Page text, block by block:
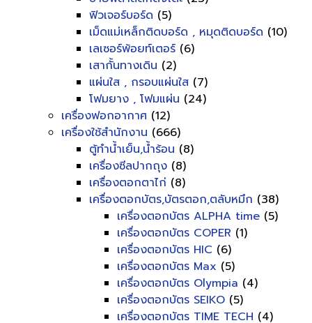
ฟิวเจอร์บอร์ด (5)
เม็ดแม่เหล็กติดบอร์ด , หมุดติดบอร์ด (10)
เลเซอร์พ้อยท์เตอร์ (6)
เสากั้นทางเดิน (2)
แผ่นใส , กรอบแผ่นใส (7)
โฟมยาง , โฟมแผ่น (24)
เครื่องฟอกอากาศ (12)
เครื่องใช้สำนักงาน (666)
ตู้ทำน้ำเย็น,น้ำร้อน (8)
เครื่องซีลปากถุง (8)
เครื่องตอกตาไก่ (8)
เครื่องตอกบัตร,บัตรตอก,ตลับหมึก (38)
เครื่องตอกบัตร ALPHA time (5)
เครื่องตอกบัตร COPER (1)
เครื่องตอกบัตร HIC (6)
เครื่องตอกบัตร Max (5)
เครื่องตอกบัตร Olympia (4)
เครื่องตอกบัตร SEIKO (5)
เครื่องตอกบัตร TIME TECH (4)